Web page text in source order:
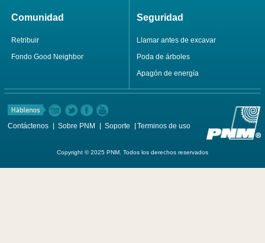
Comunidad
Retribuir
Fondo Good Neighbor
Seguridad
Llamar antes de excavar
Poda de árboles
Apagón de energía
Contáctenos Sobre PNM Soporte Terminos de uso
Copyright © 2025 PNM. Todos los derechos reservados